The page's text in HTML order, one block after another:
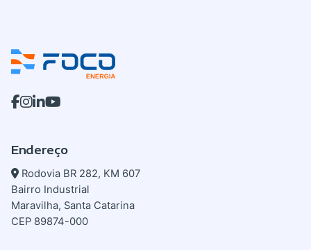
Endereço
Rodovia BR 282, KM 607
Bairro Industrial
Maravilha, Santa Catarina
CEP 89874-000